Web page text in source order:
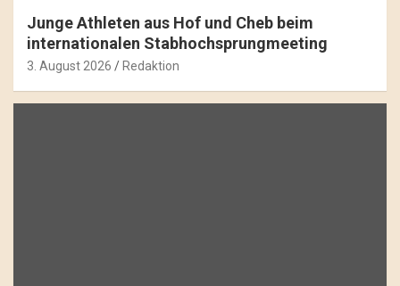
Junge Athleten aus Hof und Cheb beim
internationalen Stabhochsprungmeeting
3. August 2026 Redaktion